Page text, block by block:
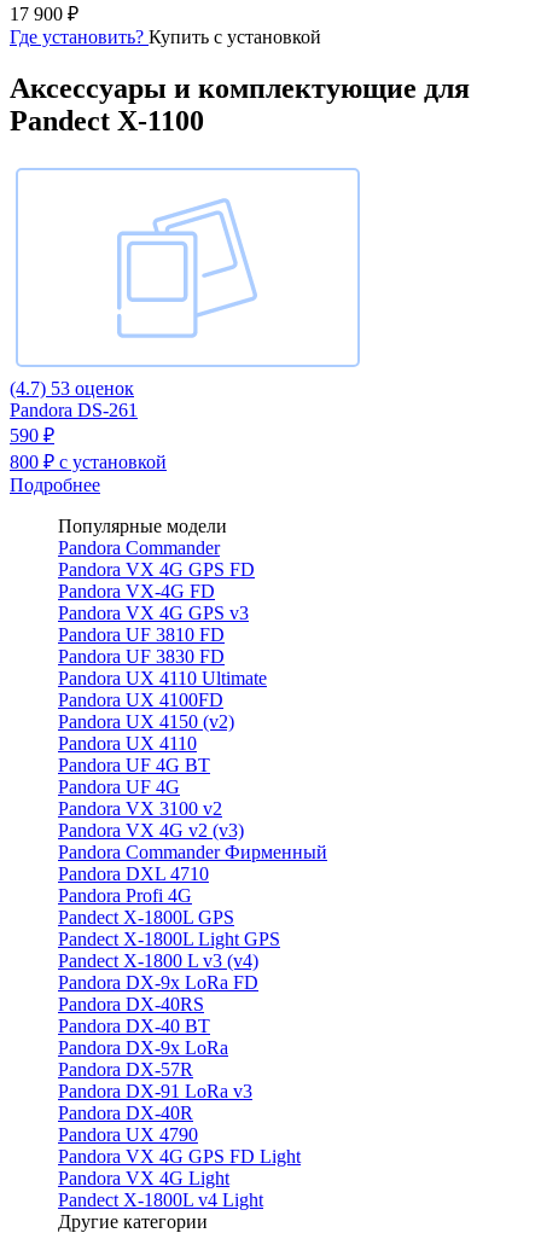
17 900 ₽
Где установить? Купить с установкой
Аксессуары и комплектующие для
Pandect X-1100
(4.7) 53 оценок
Pandora DS-261
590 ₽
800 ₽ с установкой
Подробнее
Популярные модели
Pandora Commander
Pandora VX 4G GPS FD
Pandora VX-4G FD
Pandora VX 4G GPS v3
Pandora UF 3810 FD
Pandora UF 3830 FD
Pandora UX 4110 Ultimate
Pandora UX 4100FD
Pandora UX 4150 (v2)
Pandora UX 4110
Pandora UF 4G BT
Pandora UF 4G
Pandora VX 3100 v2
Pandora VX 4G v2 (v3)
Pandora Commander Фирменный
Pandora DXL 4710
Pandora Profi 4G
Pandect X-1800L GPS
Pandect X-1800L Light GPS
Pandect X-1800 L v3 (v4)
Pandora DX-9x LoRa FD
Pandora DX-40RS
Pandora DX-40 BT
Pandora DX-9x LoRa
Pandora DX-57R
Pandora DX-91 LoRa v3
Pandora DX-40R
Pandora UX 4790
Pandora VX 4G GPS FD Light
Pandora VX 4G Light
Pandect X-1800L v4 Light
Другие категории